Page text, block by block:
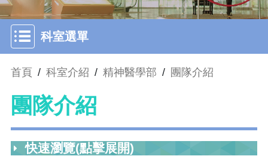
科室選單
首頁 / 科室介紹 / 精神醫學部 / 團隊介紹
團隊介紹
快速瀏覽(點擊展開)